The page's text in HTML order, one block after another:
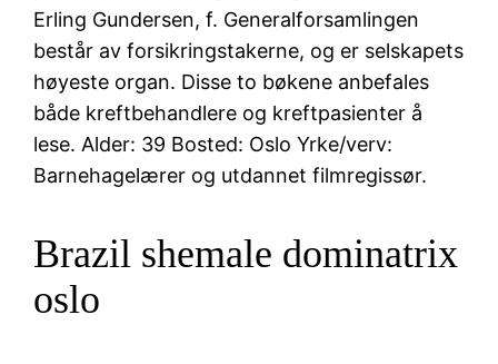
Erling Gundersen, f. Generalforsamlingen
består av forsikringstakerne, og er selskapets
høyeste organ. Disse to bøkene anbefales
både kreftbehandlere og kreftpasienter å
lese. Alder: 39 Bosted: Oslo Yrke/verv:
Barnehagelærer og utdannet filmregissør.
Brazil shemale dominatrix
oslo